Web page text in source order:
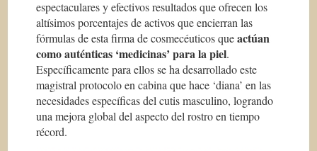
espectaculares y efectivos resultados que ofrecen los
altísimos porcentajes de activos que encierran las
fórmulas de esta firma de cosmecéuticos queactúan
como auténticas ‘medicinas’ para la piel.
Específicamente para ellos se ha desarrollado este
magistral protocolo en cabina que hace ‘diana’ en las
necesidades específicas del cutis masculino, logrando
una mejora global del aspecto del rostro en tiempo
récord.